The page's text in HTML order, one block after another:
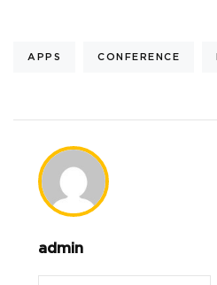
APPS CONFERENCE
admin